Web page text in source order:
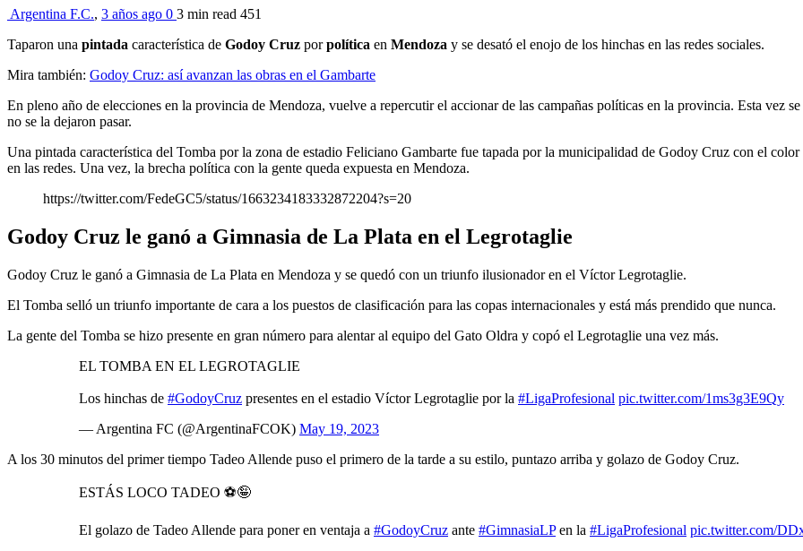
Argentina F.C., 3 años ago 0 3 min read 451
Taparon una pintada característica de Godoy Cruz porpolítica en Mendoza y se desató el enojo de los hinchas en las redes sociales.
Mira también: Godoy Cruz: así avanzan las obras en el Gambarte
En pleno año de elecciones en la provincia de Mendoza, vuelve a repercutir el accionar de las campañas políticas en la provincia. Esta vez
no se la dejaron pasar.
Una pintada característica del Tomba por la zona de estadio Feliciano Gambarte fue tapada por la municipalidad de Godoy Cruz con el
en las redes. Una vez, la brecha política con la gente queda expuesta en Mendoza.
https://twitter.com/FedeGC5/status/1663234183332872204?s=20
Godoy Cruz le ganó a Gimnasia de La Plata en el Legrotaglie
Godoy Cruz le ganó a Gimnasia de La Plata en Mendoza y se quedó con un triunfo ilusionador en el Víctor Legrotaglie.
El Tomba selló un triunfo importante de cara a los puestos de clasificación para las copas internacionales y está más prendido que nunca.
La gente del Tomba se hizo presente en gran número para alentar al equipo del Gato Oldra y copó el Legrotaglie una vez más.
EL TOMBA EN EL LEGROTAGLIE
Los hinchas de #GodoyCruz presentes en el estadio Víctor Legrotaglie por la #LigaProfesional pic.twitter.com/1ms3g3E9Qy
— Argentina FC (@ArgentinaFCOK) May 19, 2023
A los 30 minutos del primer tiempo Tadeo Allende puso el primero de la tarde a su estilo, puntazo arriba y golazo de Godoy Cruz.
ESTÁS LOCO TADEO ⚽️🤪
El golazo de Tadeo Allende para poner en ventaja a #GodoyCruz ante #GimnasiaLPen la #LigaProfesional pic.twitter.com/